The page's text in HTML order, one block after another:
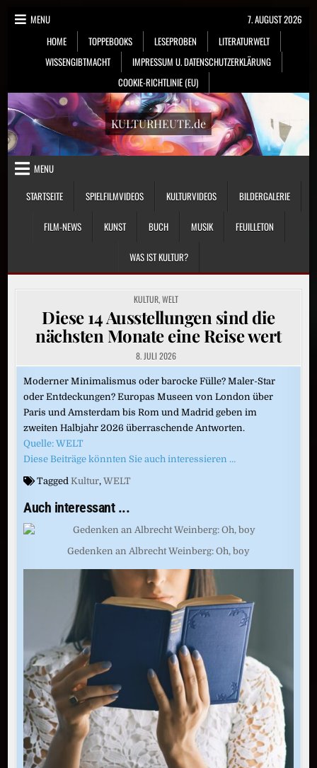
Skip
MENU
HOME
TOPPEBOOKS LESEPROBEN
LITERATURWELT
WISSENGIBTMACHT
IMPRESSUM U. DATENSCHUTZERKLÄRUNG
COOKIE-RICHTLINIE (EU)
7. AUGUST 2026
KULTURHEUTE.de
MENU
STARTSEITE
SPIELFILMVIDEOS KULTURVIDEOS BILDERGALERIE
FILM-NEWS KUNST BUCH MUSIK FEUILLETON
WAS IST KULTUR?
POSTED
IN
KULTUR,WELT
Diese 14 Ausstellungen sind die
nächsten Monate eine Reise wert
8. JULI 2026
Moderner Minimalismus oder barocke Fülle? Maler-Star
oder Entdeckungen? Europas Museen von London über
Paris und Amsterdam bis Rom und Madrid geben im
zweiten Halbjahr 2026 überraschende Antworten.
Quelle: WELT
Diese Beiträge könnten Sie auch interessieren …
Tagged Kultur,WELT
Auch interessant ...
Gedenken an Albrecht Weinberg: Oh, boy